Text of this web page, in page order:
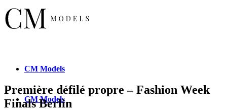
CM Models
CMModels
Première défilé propre – Fashion Week
Finals Berlin